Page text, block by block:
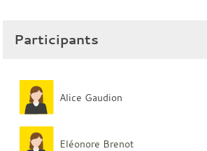
Participants
Alice Gaudion
Eléonore Brenot